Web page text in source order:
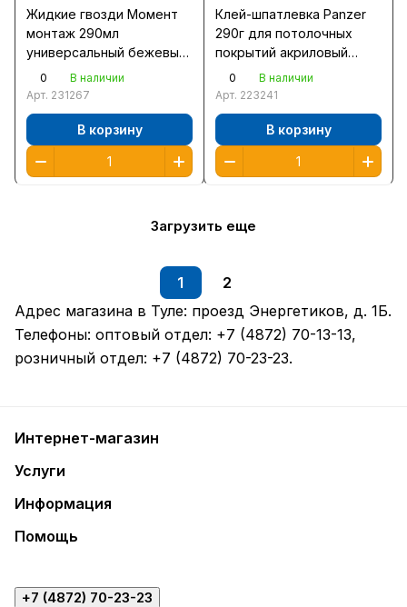
Жидкие гвозди Момент
монтаж 290мл
универсальный бежевый
МР-40 /1450343/12/
0
В наличии
Арт. 231267
В корзину
Клей-шпатлевка Panzer
290г для потолочных
покрытий акриловый
белый
0
В наличии
Арт. 223241
В корзину
Загрузить еще
1
2
Адрес магазина в Туле: проезд Энергетиков, д. 1Б.
Телефоны: оптовый отдел: +7 (4872) 70-13-13,
розничный отдел: +7 (4872) 70-23-23.
Интернет-магазин
Услуги
Информация
Помощь
+7 (4872) 70-23-23